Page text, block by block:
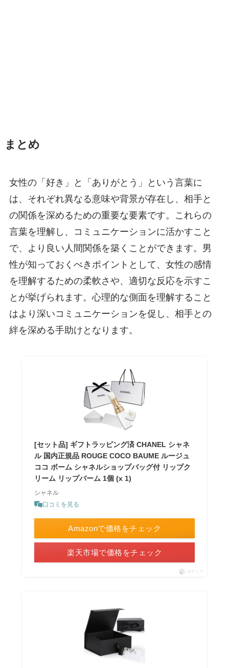
まとめ
女性の「好き」と「ありがとう」という言葉に
は、それぞれ異なる意味や背景が存在し、相手と
の関係を深めるための重要な要素です。これらの
言葉を理解し、コミュニケーションに活かすこと
で、より良い人間関係を築くことができます。男
性が知っておくべきポイントとして、女性の感情
を理解するための柔軟さや、適切な反応を示すこ
とが挙げられます。心理的な側面を理解すること
はより深いコミュニケーションを促し、相手との
絆を深める手助けとなります。
[セット品] ギフトラッピング済 CHANEL シャネ
ル 国内正規品 ROUGE COCO BAUME ルージュ
ココ ボーム シャネルショップバッグ付 リップク
リーム リップバーム 1個 (x 1)
シャネル
口コミを見る
Amazonで価格をチェック
楽天市場で価格をチェック
ポチップ